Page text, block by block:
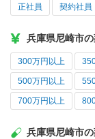
正社員 契約社員
兵庫県尼崎市
300万円以上
500万円以上
700万円以上
兵庫県尼崎市